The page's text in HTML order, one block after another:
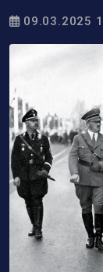
09.03.2025